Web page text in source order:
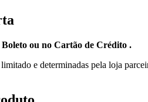
ou no Cartão de Crédito .
e determinadas pela loja